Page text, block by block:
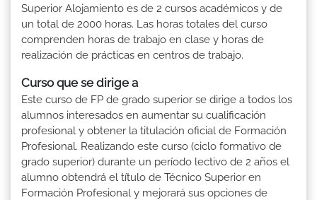
Superior Alojamiento es de 2 cursos académicos y de
un total de 2000 horas. Las horas totales del curso
comprenden horas de trabajo en clase y horas de
realización de prácticas en centros de trabajo.
Curso que se dirige a
Este curso de FP de grado superior se dirige a todos los
alumnos interesados en aumentar su cualificación
profesional y obtener la titulación oficial de Formación
Profesional. Realizando este curso (ciclo formativo de
grado superior) durante un período lectivo de 2 años el
alumno obtendrá el título de Técnico Superior en
Formación Profesional y mejorará sus opciones de